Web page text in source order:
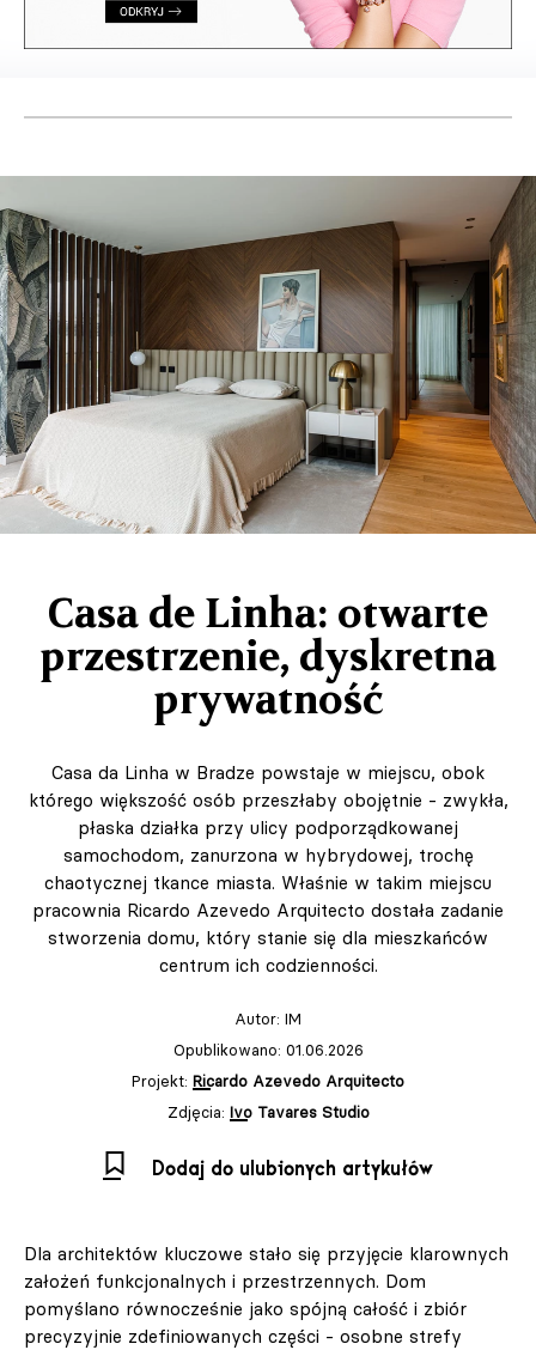
Casa de Linha: otwarte
przestrzenie, dyskretna
prywatność
Casa da Linha w Bradze powstaje w miejscu, obok
którego większość osób przeszłaby obojętnie - zwykła,
płaska działka przy ulicy podporządkowanej
samochodom, zanurzona w hybrydowej, trochę
chaotycznej tkance miasta. Właśnie w takim miejscu
pracownia Ricardo Azevedo Arquitecto dostała zadanie
stworzenia domu, który stanie się dla mieszkańców
centrum ich codzienności.
Autor: IM
Opublikowano: 01.06.2026
Projekt: Ricardo Azevedo Arquitecto
Zdjęcia: Ivo Tavares Studio
Dodaj do ulubionych artykułów
Dla architektów kluczowe stało się przyjęcie klarownych
założeń funkcjonalnych i przestrzennych. Dom
pomyślano równocześnie jako spójną całość i zbiór
precyzyjnie zdefiniowanych części - osobne strefy